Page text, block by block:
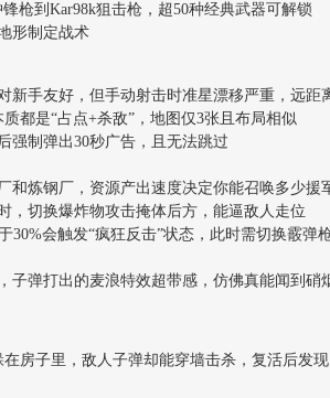
枪到Kar98k狙击枪，超50种经典武器可解锁
形制定战术
新手友好，但手动射击时准星漂移严重，远距
都是“占点+杀敌”，地图仅3张且布局相似
强制弹出30秒广告，且无法跳过
和炼钢厂，资源产出速度决定你能召唤多少援
，切换爆炸物攻击掩体后方，能逼敌人走位
30%会触发“疯狂反击”状态，此时需切换霰弹
子弹打出的麦浪特效超带感，仿佛真能闻到硝
在房子里，敌人子弹却能穿墙击杀，复活后发